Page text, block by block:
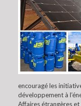
encouragé les
développement à
Affaires étrangères et